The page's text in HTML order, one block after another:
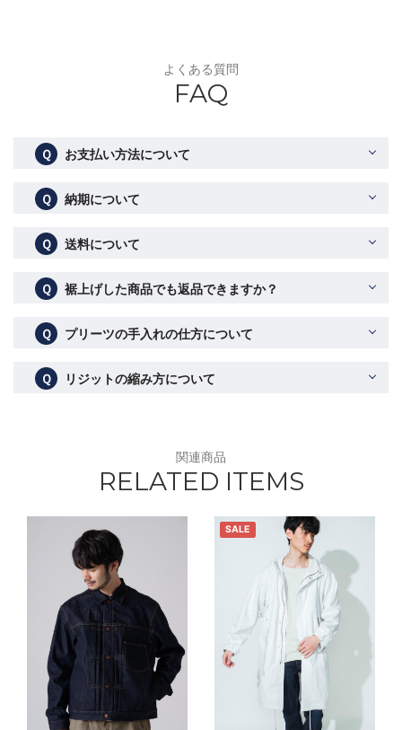
よくある質問
FAQ
Ｑ お支払い方法について
Ｑ 納期について
Ｑ 送料について
Ｑ 裾上げした商品でも返品できますか？
Ｑ プリーツの手入れの仕方について
Ｑ リジットの縮み方について
関連商品
RELATED ITEMS
SALE